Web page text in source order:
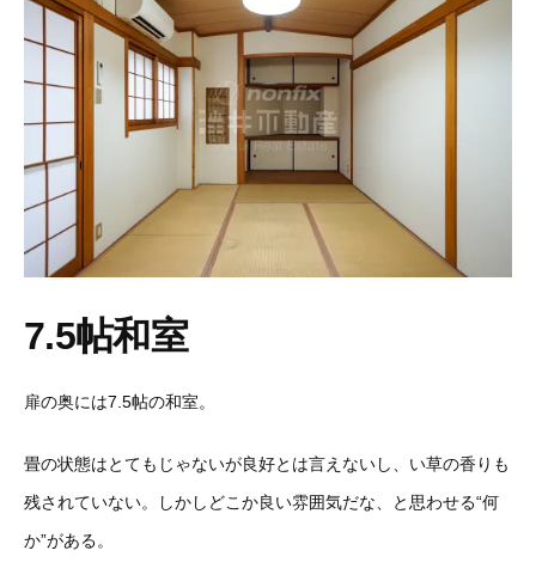
7.5帖和室
扉の奥には7.5帖の和室。
畳の状態はとてもじゃないが良好とは言えないし、い草の香りも
残されていない。しかしどこか良い雰囲気だな、と思わせる“何
か”がある。